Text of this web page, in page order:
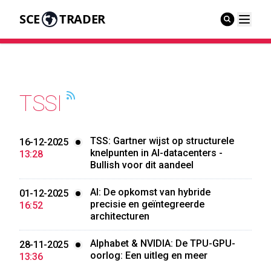
SCE TRADER
TSSI
16-12-2025
13:28
TSS: Gartner wijst op structurele
knelpunten in AI-datacenters -
Bullish voor dit aandeel
01-12-2025
16:52
AI: De opkomst van hybride
precisie en geïntegreerde
architecturen
28-11-2025
13:36
Alphabet & NVIDIA: De TPU-GPU-
oorlog: Een uitleg en meer